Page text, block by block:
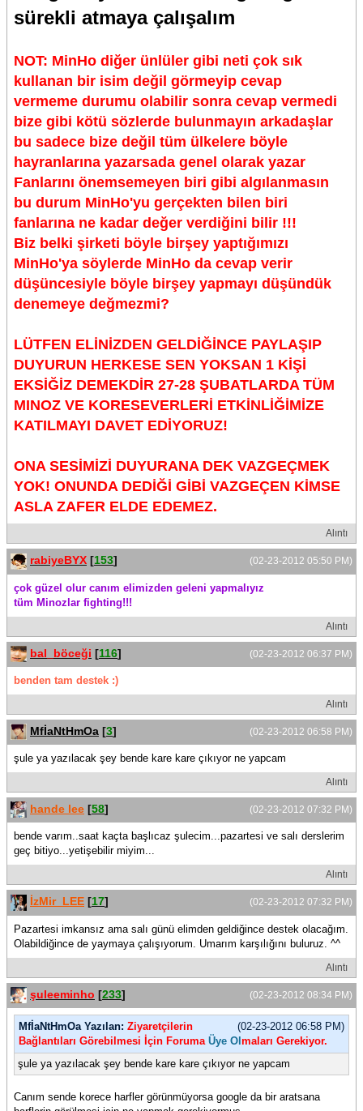
sürekli atmaya çalışalım
NOT: MinHo diğer ünlüler gibi neti çok sık
kullanan bir isim değil görmeyip cevap
vermeme durumu olabilir sonra cevap vermedi
bize gibi kötü sözlerde bulunmayın arkadaşlar
bu sadece bize değil tüm ülkelere böyle
hayranlarına yazarsada genel olarak yazar
Fanlarını önemsemeyen biri gibi algılanmasın
bu durum MinHo'yu gerçekten bilen biri
fanlarına ne kadar değer verdiğini bilir !!!
Biz belki şirketi böyle birşey yaptığımızı
MinHo'ya söylerde MinHo da cevap verir
düşüncesiyle böyle birşey yapmayı düşündük
denemeye değmezmi?
LÜTFEN ELİNİZDEN GELDİĞİNCE PAYLAŞIP
DUYURUN HERKESE SEN YOKSAN 1 KİŞİ
EKSİĞİZ DEMEKDİR 27-28 ŞUBATLARDA TÜM
MINOZ VE KORESEVERLERİ ETKİNLİĞİMİZE
KATILMAYI DAVET EDİYORUZ!
ONA SESİMİZİ DUYURANA DEK VAZGEÇMEK
YOK! ONUNDA DEDİĞİ GİBİ VAZGEÇEN KİMSE
ASLA ZAFER ELDE EDEMEZ.
Alıntı
(02-23-2012 05:50 PM)
rabiyeBYX [153]
çok güzel olur canım elimizden geleni yapmalıyız
tüm Minozlar fighting!!!
Alıntı
(02-23-2012 06:37 PM)
bal_böceği [116]
benden tam destek :)
Alıntı
(02-23-2012 06:58 PM)
MfİaNtHmOa [3]
şule ya yazılacak şey bende kare kare çıkıyor ne yapcam
Alıntı
(02-23-2012 07:32 PM)
hande lee [58]
bende varım..saat kaçta başlıcaz şulecim...pazartesi ve salı derslerim
geç bitiyo...yetişebilir miyim...
Alıntı
(02-23-2012 07:32 PM)
İzMir_LEE [17]
Pazartesi imkansız ama salı günü elimden geldiğince destek olacağım.
Olabildiğince de yaymaya çalışıyorum. Umarım karşılığını buluruz. ^^
Alıntı
(02-23-2012 08:34 PM)
şuleeminho [233]
(02-23-2012 06:58 PM)
MfİaNtHmOa Yazılan: Ziyaretçilerin
Bağlantıları Görebilmesi İçin Foruma Üye Ol maları Gerekiyor.
şule ya yazılacak şey bende kare kare çıkıyor ne yapcam
Canım sende korece harfler görünmüyorsa google da bir aratsana